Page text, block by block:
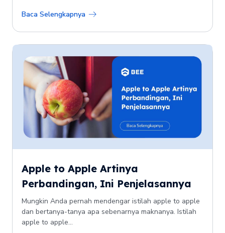
Baca Selengkapnya
Apple to Apple Artinya
Perbandingan, Ini Penjelasannya
Mungkin Anda pernah mendengar istilah apple to apple
dan bertanya-tanya apa sebenarnya maknanya. Istilah
apple to apple...